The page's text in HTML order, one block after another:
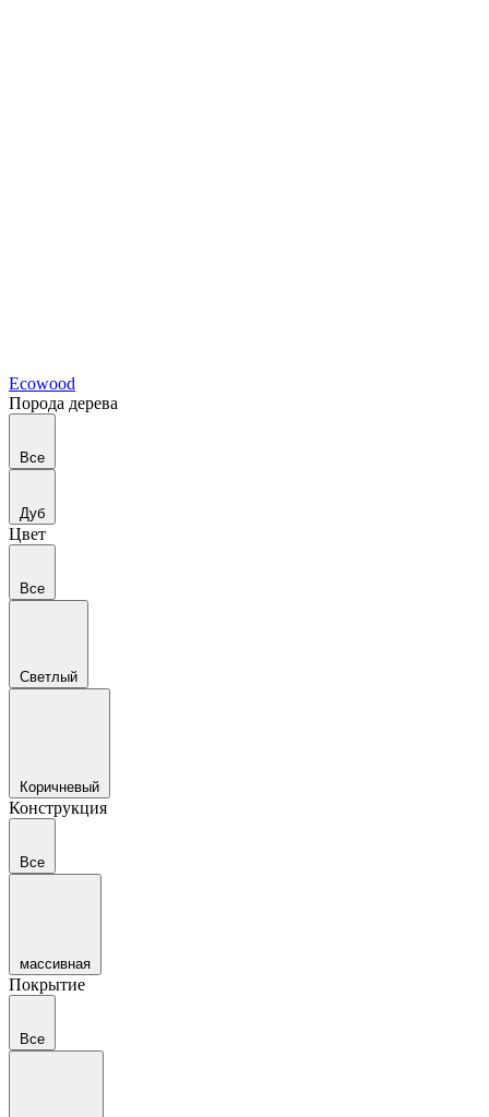
Ecowood
Порода дерева
Все
Дуб
Цвет
Все
Светлый
Коричневый
Конструкция
Все
массивная
Покрытие
Все